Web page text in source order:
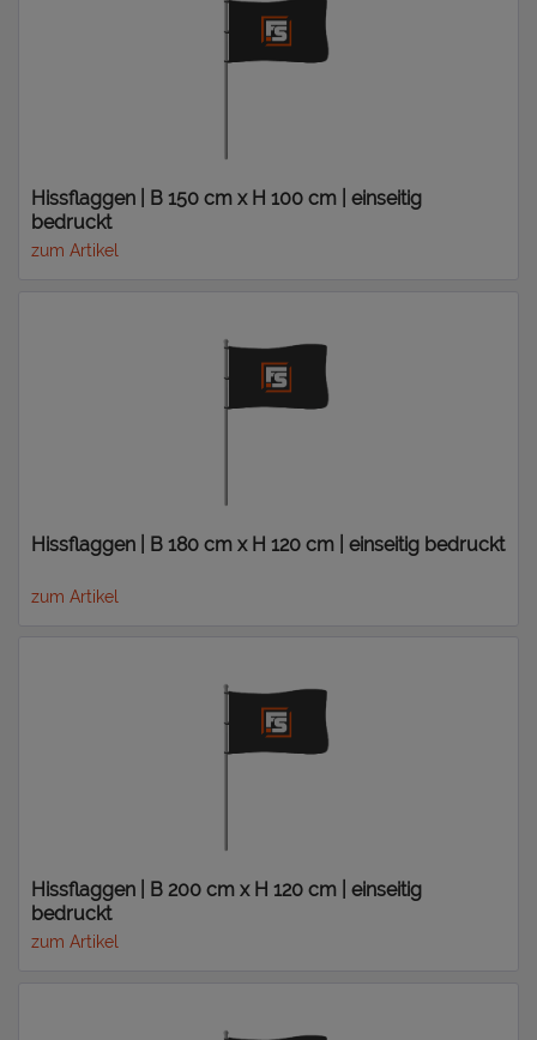
Hissflaggen | B 150 cm x H 100 cm | einseitig
bedruckt
zum Artikel
Hissflaggen | B 180 cm x H 120 cm | einseitig bedruckt
zum Artikel
Hissflaggen | B 200 cm x H 120 cm | einseitig
bedruckt
zum Artikel